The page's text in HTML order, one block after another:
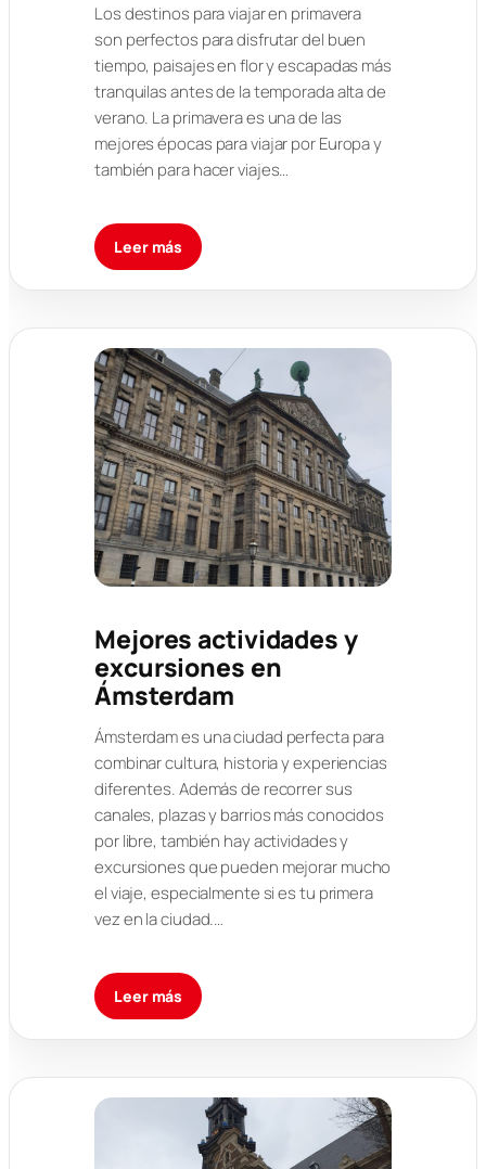
Los destinos para viajar en primavera
son perfectos para disfrutar del buen
tiempo, paisajes en flor y escapadas más
tranquilas antes de la temporada alta de
verano. La primavera es una de las
mejores épocas para viajar por Europa y
también para hacer viajes…
Leer más
Mejores actividades y
excursiones en
Ámsterdam
Ámsterdam es una ciudad perfecta para
combinar cultura, historia y experiencias
diferentes. Además de recorrer sus
canales, plazas y barrios más conocidos
por libre, también hay actividades y
excursiones que pueden mejorar mucho
el viaje, especialmente si es tu primera
vez en la ciudad.…
Leer más